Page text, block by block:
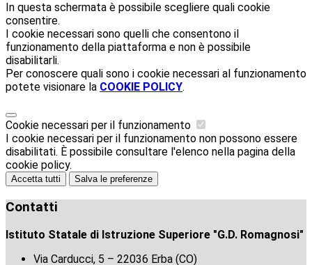
In questa schermata è possibile scegliere quali cookie
consentire.
I cookie necessari sono quelli che consentono il
funzionamento della piattaforma e non è possibile
disabilitarli.
Per conoscere quali sono i cookie necessari al funzionamento
potete visionare la COOKIE POLICY.
Cookie necessari per il funzionamento
I cookie necessari per il funzionamento non possono essere
disabilitati. È possibile consultare l'elenco nella pagina della
cookie policy.
Accetta tutti Salva le preferenze
Contatti
Istituto Statale di Istruzione Superiore "G.D. Romagnosi"
Via Carducci, 5 – 22036 Erba (CO)